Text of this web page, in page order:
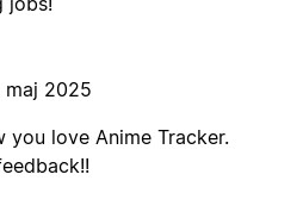
maj 2025
you love Anime Tracker.